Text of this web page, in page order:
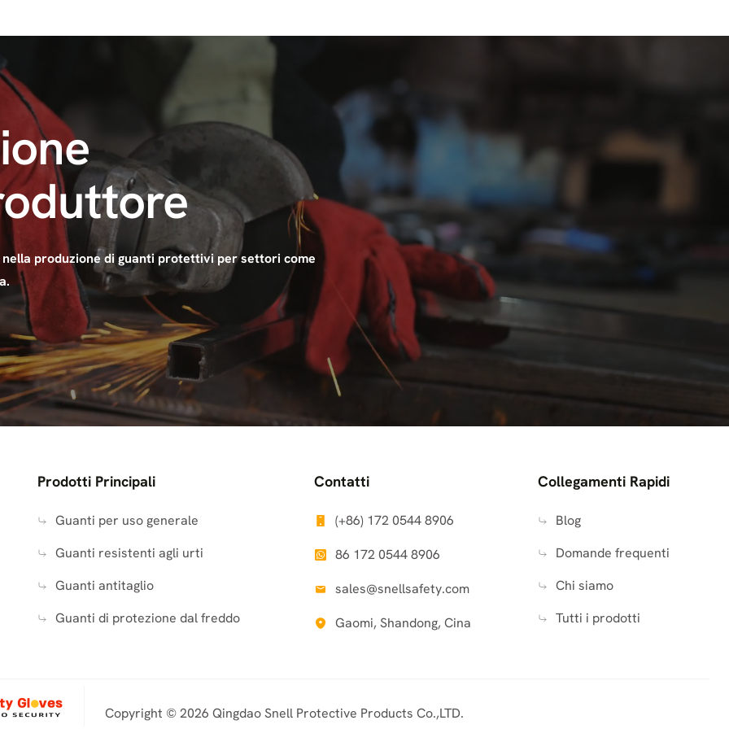
in vari luoghi di lavoro e comeGuanti antivibrazione Snellfornire soluzioni efficaci.
pneumatici, trapani e compattatori, esponendo le mani a vibrazioni continue. Senza un'adeguata protezione delle
e danni nervosi a lungo termine.
imbottiti con materiali che assorbono gli urti per ridurre l'impatto delle vibrazioni e mantenere la flessibilità e la
smerigliatrici, levigatrici e rivettatrici, che generano vibrazioni ad alta frequenza. L'esposizione ripetuta porta a
nel tempo.
offrono una doppia protezione contro i bordi taglienti e l'esposizione alle vibrazioni, garantendo una sicurezza
a percussione, avvitatori elettrici e trapani pneumatici. L'uso prolungato di questi strumenti può portare a
nervosa.
estreme causate da macchine di perforazione, demolitori e strumenti di scavo pesanti. Le condizioni difficili
dalle vibrazioni che dalle lesioni da impatto.
antivibranti
offrono un'imbottitura rinforzata e una tecnologia di assorbimento degli urti per ridurre l'affaticamento
vibrazioni intense, aumentando il rischio di
produzione di guanti protettivi per settori come
Prodotti Principali
Guanti per uso generale
Guanti resistenti agli urti
Guanti antitaglio
Guanti di protezione dal freddo
Contatti
(+86) 172 0544 8906
86 172 0544 8906
sales@snellsafety.com
Gaomi, Shandong, Cina
Collegamenti Rapidi
Blog
Domande frequenti
Chi siamo
Tutti i prodotti
Copyright © 2026 Qingdao Snell Protective Products Co.,LTD.